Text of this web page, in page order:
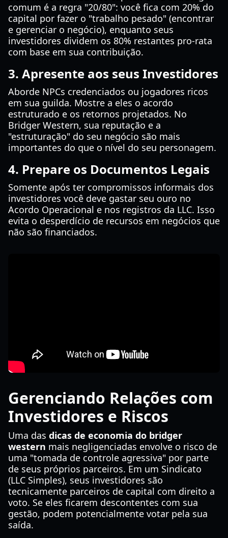
comum é a regra "20/80": você fica com 20% do
capital por fazer o "trabalho pesado" (encontrar
e gerenciar o negócio), enquanto seus
investidores dividem os 80% restantes pro-rata
com base em sua contribuição.
3. Apresente aos seus Investidores
Aborde NPCs credenciados ou jogadores ricos
em sua guilda. Mostre a eles o acordo
estruturado e os retornos projetados. No
Bridger Western, sua reputação e a
"estruturação" do seu negócio são mais
importantes do que o nível do seu personagem.
4. Prepare os Documentos Legais
Somente após ter compromissos informais dos
investidores você deve gastar seu ouro no
Acordo Operacional e nos registros da LLC. Isso
evita o desperdício de recursos em negócios que
não são financiados.
Gerenciando Relações com
Investidores e Riscos
Uma das dicas de economia do bridger
western mais negligenciadas envolve o risco de
uma "tomada de controle agressiva" por parte
de seus próprios parceiros. Em um Sindicato
(LLC Simples), seus investidores são
tecnicamente parceiros de capital com direito a
voto. Se eles ficarem descontentes com sua
gestão, podem potencialmente votar pela sua
saída.